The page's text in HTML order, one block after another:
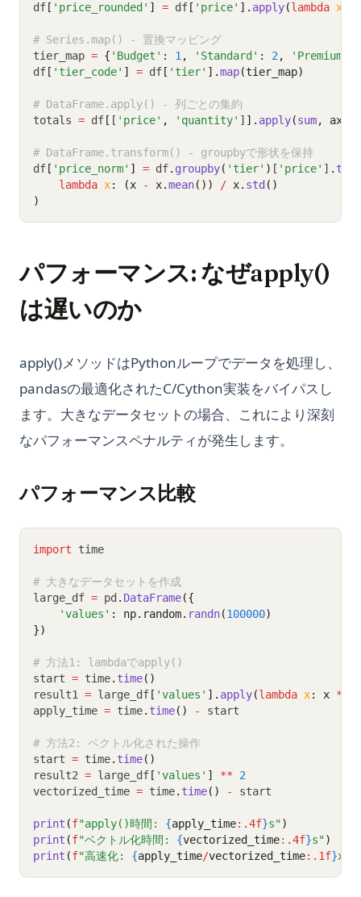
df [ 'price_rounded' ] = df [ 'price' ]. apply(lambda x
# Series.map() - 置換マッピング
tier_map = { 'Budget' : 1 , 'Standard' : 2 , 'Premium'
df [ 'tier_code' ] = df [ 'tier' ].map(tier_map)
# DataFrame.apply() - 列ごとの集約
totals = df [ [ 'price' , 'quantity' ] ]. apply(sum, axis
# DataFrame.transform() - groupbyで形状を保持
df [ 'price_norm' ] = df. groupby( 'tier' ) [ 'price' ] .
lambda x: (x - x.mean()) / x. std ()
)
パフォーマンス: なぜapply()
は遅いのか
apply()メソッドはPythonループでデータを処理し、
pandasの最適化されたC/Cython実装をバイパスし
ます。大きなデータセットの場合、これにより深刻
なパフォーマンスペナルティが発生します。
パフォーマンス比較
import time
# 大きなデータセットを作成
large_df = pd . DataFrame({
'values' : np.random. randn(100000)
})
# 方法1: lambdaでapply()
start = time. time()
result1 = large_df [ 'values' ]. apply(lambda x: x **
apply_time = time. time() - start
# 方法2: ベクトル化された操作
start = time. time()
result2 = large_df [ 'values' ] **
2
vectorized_time = time. time() - start
print (f"apply()時間: {apply_time:.4f}s")
print (f"ベクトル化時間: {vectorized_time:.4f}s")
print (f"高速化: {apply_time/vectorized_time:.1f}x"